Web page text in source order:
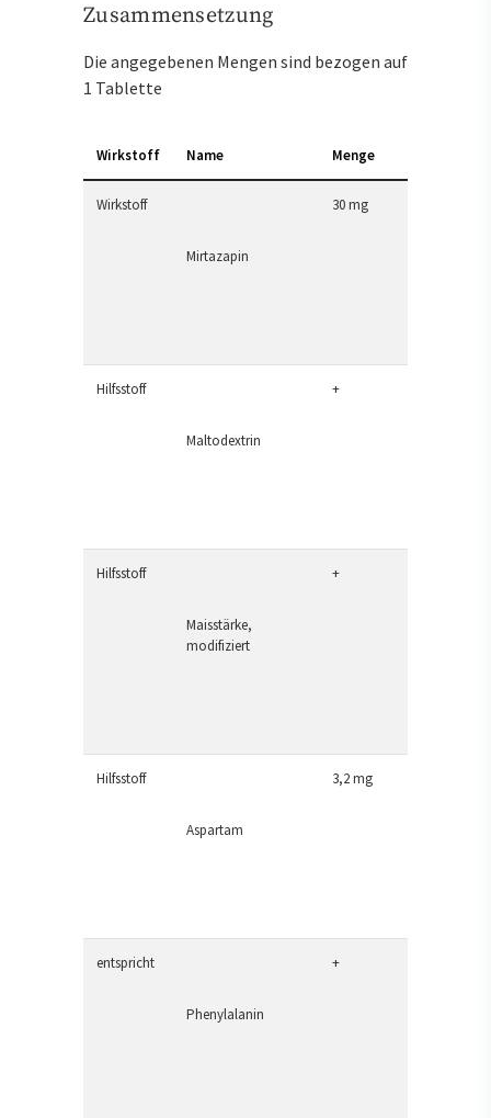
Zusammensetzung
Die angegebenen Mengen sind bezogen auf
1 Tablette
Wirkstoff Name Menge
Wirkstoff
Mirtazapin
30 mg
Hilfsstoff
Maltodextrin
+
Hilfsstoff
Maisstärke,
modifiziert
+
Hilfsstoff
Aspartam
3,2 mg
entspricht
Phenylalanin
+